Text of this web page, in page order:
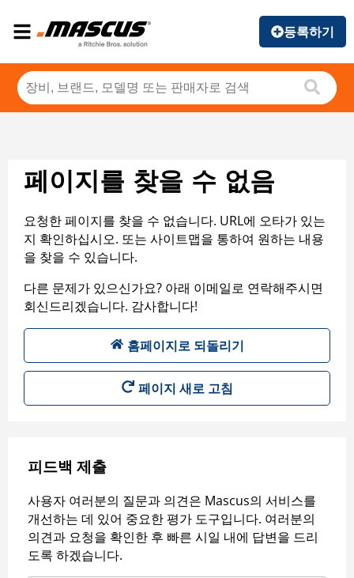
등록하기
페이지를 찾을 수 없음
요청한 페이지를 찾을 수 없습니다. URL에 오타가 있는
지 확인하십시오. 또는 사이트맵을 통하여 원하는 내용
을 찾을 수 있습니다.
다른 문제가 있으신가요? 아래 이메일로 연락해주시면
회신드리겠습니다. 감사합니다!
홈페이지로 되돌리기
페이지 새로 고침
피드백 제출
사용자 여러분의 질문과 의견은 Mascus의 서비스를
개선하는 데 있어 중요한 평가 도구입니다. 여러분의
의견과 요청을 확인한 후 빠른 시일 내에 답변을 드리
도록 하겠습니다.